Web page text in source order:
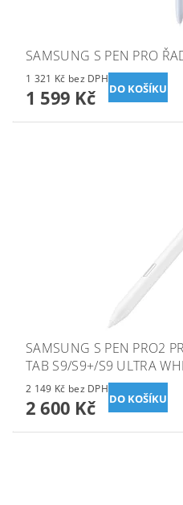
SAMSUNG S PEN PRO
1 321 Kč bez DPH
1 599 Kč
SAMSUNG S PEN PRO2
TAB S9/S9+/S9 ULTRA
2 149 Kč bez DPH
2 600 Kč